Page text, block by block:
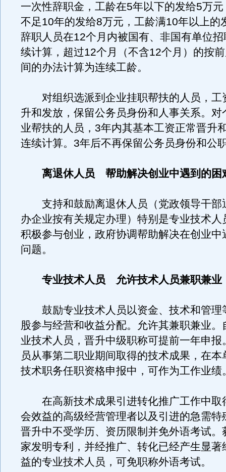
一次性辞职金，工龄在5年以下的发给5万
不足10年的发给8万元，工龄满10年以上的
辞职人员在12个月内被国有、非国有单位
续计算，超过12个月（不含12个月）的按
间的办法计算为连续工龄。
对组织选派到企业挂职帮扶的人员，工
升和发放，保留公务员身份和人事关系。对
业帮扶的人员，3年内其基本工资正常晋升
连续计算。3年后不再保留公务员身份和公
离退休人员 帮助解决创业中遇到的困
支持和鼓励离退休人员（党政领导干部
办企业按有关规定办理）特别是专业技术人
积极参与创业，政府协调帮助解决在创业中
问题。
专业技术人员 允许技术人员兼职兼业
鼓励专业技术人员以资金、技术和管理
股参与经营和收益分配。允许其兼职兼业。
业技术人员，晋升中级职称可提前一年申报
员从事第二职业期间取得的技术成果，在本
技术职务任职资格申报中，可作为工作业绩
在高新技术成果引进转化推广工作中取
会效益的高级经营管理者以及引进的急需特
晋升中不受学历、资历限制并免外语考试。
家发明专利，并经推广、转化已经产生显著
益的专业技术人员，可免职称外语考试。